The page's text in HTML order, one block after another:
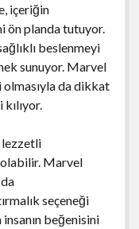
içeriğin
ön planda tutuyor.
beslenmeyi
sunuyor. Marvel
da dikkat
lezzetli
olabilir. Marvel
seçeneği
beğenisini